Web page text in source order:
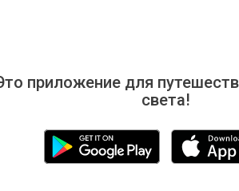
приложение для
света!